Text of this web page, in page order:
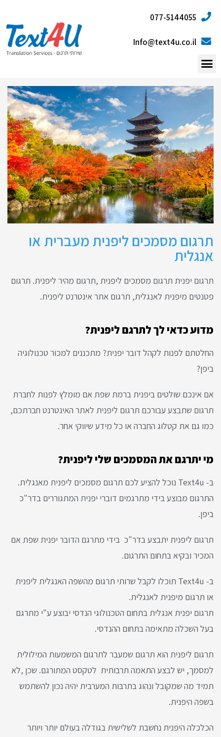
077-5144055
Info@text4u.co.il
תרגום מסמכים ליפנית מעברית או
אנגלית
תרגום יפנית תרגום מסמכים ליפנית ,תרגום מהיר ליפנית. תרגום
פטנטים מיפנית לאנגלית, תרגום אתר אינטרנט ליפנית.
מדוע כדאי לך לתרגם ליפנית?
החלטתם לפנות לקהל דובר יפנית? מתכננים למכור טכנולוגיה
ביפן?
אם אינכם שולטים ביפנית ברמת שפת אם מומלץ לפנות לחברת
תרגום שתבצע עבורכם תרגום ליפנית לאתר האינטרנט חברתכם,
כמו גם את קטלוג החברה או כל מידע שיווקי אחר.
מי יתרגם את המסמכים שלי ליפנית?
ב- Text4u נוכל להציע לכם תרגום מסמכים ליפנית מאנגלית.
התרגום מבוצע בידי מתרגמים דוברי יפנית המתגוררים בדר"כ
ביפן.
תרגום ליפנית יתבצע בדר"כ בידי מתרגם הדובר יפנית שפת אם
המכיר ובקיא בתחום התרגום.
ב- Text4u תוכלו לקבל שרותי תרגום מהשפה האנגלית ליפנית
או תרגום מיפנית לאנגלית.
תרגום יפנית אנגלית בתחום הטכנולוגי הנדסי יבוצע ע"י מתרגם
בעל השכלה מתאימה בתחום ההנדסי.
תרגום ליפנית הוא תרגום שמעבר לתרגום המשמעות המילולית
למסמך, יש לבצע התאמה תרבותית לטקסט המתורגם. שכן ,לא
תמיד מה שמקובל ונהוג בתרבות המערבית יהיה נכון להשתמש
בשפה היפנית.
הכלכלה היפנית נחשבת לשלישית בגודלה בעולם יותר ויותר